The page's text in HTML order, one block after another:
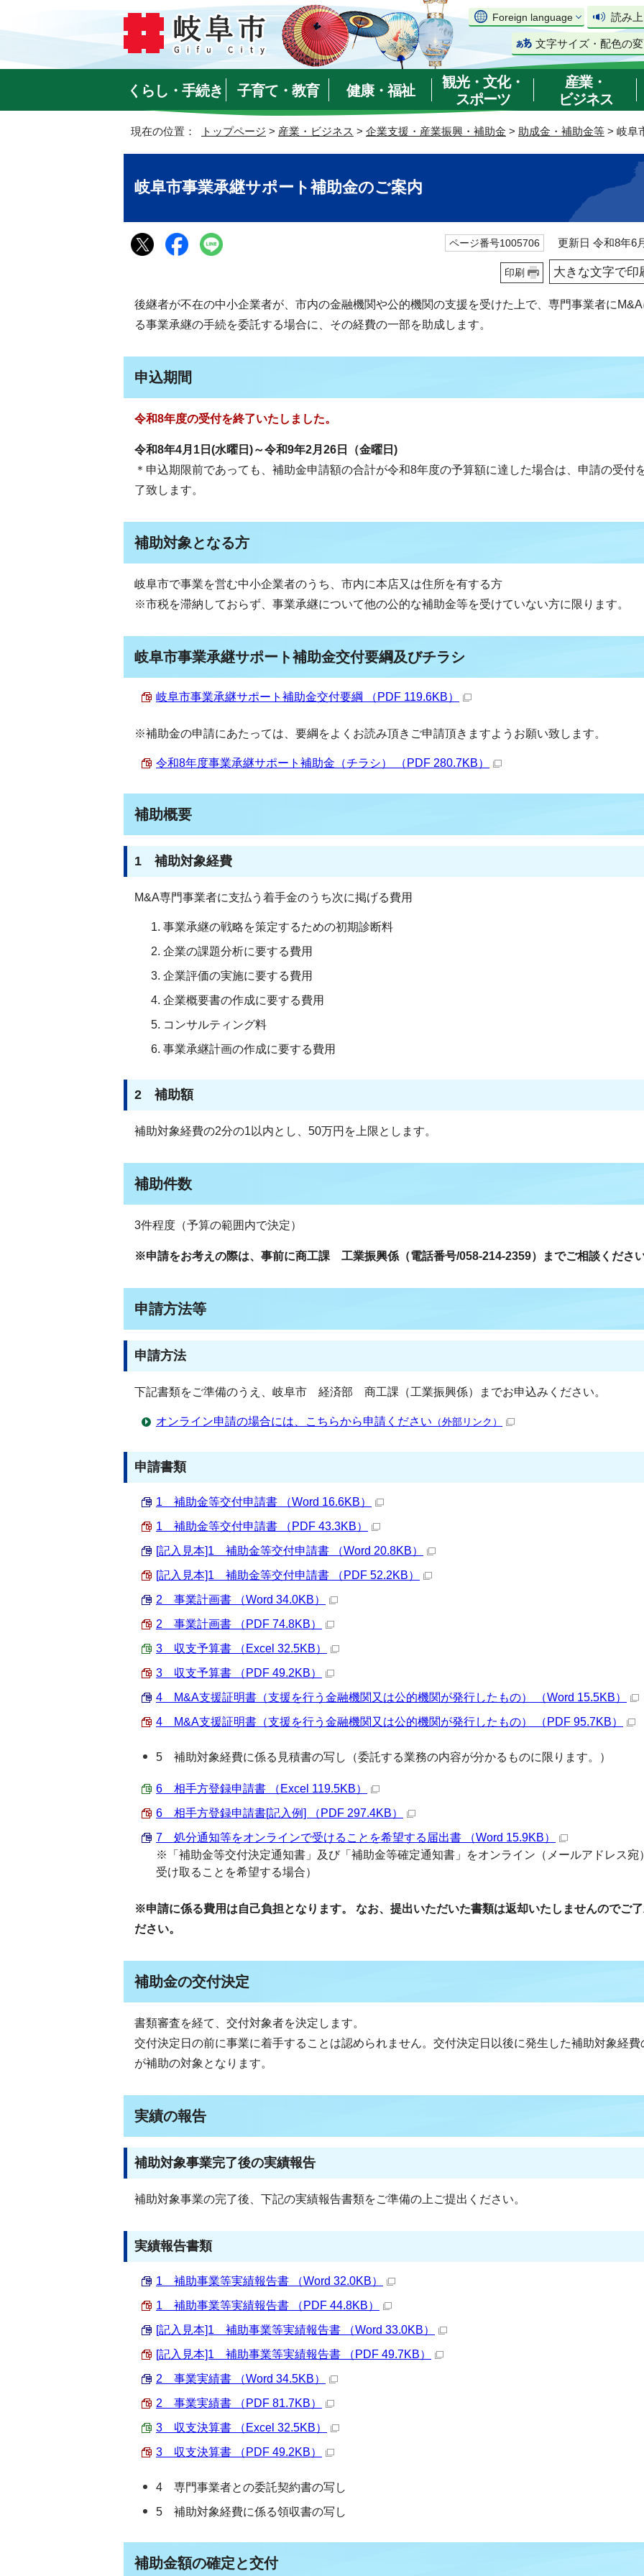
Foreign language 読み
文字サイズ・配色の
くらし・手続き 子育て・教育 健康・福祉
観光・文化・
スポーツ
産業・
ビジネス
現在の位置： トップページ > 産業・ビジネス > 企業支援・産業振興・補助金 > 助成金・補助金等 > 岐阜
岐阜市事業承継サポート補助金のご案内
ページ番号1005706 更新日 令和8年6
印刷 大きな文字で印
後継者が不在の中小企業者が、市内の金融機関や公的機関の支援を受けた上で、専門事業者に
る事業承継の手続を委託する場合に、その経費の一部を助成します。
申込期間
令和8年度の受付を終了いたしました。
令和8年4月1日(水曜日)～令和9年2月26日（金曜日)
＊申込期限前であっても、補助金申請額の合計が令和8年度の予算額に達した場合は、申請の受付
了致します。
補助対象となる方
岐阜市で事業を営む中小企業者のうち、市内に本店又は住所を有する方
※市税を滞納しておらず、事業承継について他の公的な補助金等を受けていない方に限ります。
岐阜市事業承継サポート補助金交付要綱及びチラシ
岐阜市事業承継サポート補助金交付要綱 （PDF 119.6KB）
※補助金の申請にあたっては、要綱をよくお読み頂きご申請頂きますようお願い致します。
令和8年度事業承継サポート補助金（チラシ） （PDF 280.7KB）
補助概要
1 補助対象経費
M&A専門事業者に支払う着手金のうち次に掲げる費用
事業承継の戦略を策定するための初期診断料
企業の課題分析に要する費用
企業評価の実施に要する費用
企業概要書の作成に要する費用
コンサルティング料
事業承継計画の作成に要する費用
2 補助額
補助対象経費の2分の1以内とし、50万円を上限とします。
補助件数
3件程度（予算の範囲内で決定）
※申請をお考えの際は、事前に商工課 工業振興係（電話番号/058-214-2359）までご相談くださ
申請方法等
申請方法
下記書類をご準備のうえ、岐阜市 経済部 商工課（工業振興係）までお申込みください。
オンライン申請の場合には、こちらから申請ください （外部リンク）
申請書類
1 補助金等交付申請書 （Word 16.6KB）
1 補助金等交付申請書 （PDF 43.3KB）
[記入見本]1 補助金等交付申請書 （Word 20.8KB）
[記入見本]1 補助金等交付申請書 （PDF 52.2KB）
2 事業計画書 （Word 34.0KB）
2 事業計画書 （PDF 74.8KB）
3 収支予算書 （Excel 32.5KB）
3 収支予算書 （PDF 49.2KB）
4 M&A支援証明書（支援を行う金融機関又は公的機関が発行したもの） （Word 15.5KB）
4 M&A支援証明書（支援を行う金融機関又は公的機関が発行したもの） （PDF 95.7KB）
5 補助対象経費に係る見積書の写し（委託する業務の内容が分かるものに限ります。）
6 相手方登録申請書 （Excel 119.5KB）
6 相手方登録申請書[記入例] （PDF 297.4KB）
7 処分通知等をオンラインで受けることを希望する届出書 （Word 15.9KB）
※「補助金等交付決定通知書」及び「補助金等確定通知書」をオンライン（メールアドレス宛
受け取ることを希望する場合）
※申請に係る費用は自己負担となります。
なお、提出いただいた書類は返却いたしませんのでご
ださい。
補助金の交付決定
書類審査を経て、交付対象者を決定します。
交付決定日の前に事業に着手することは認められません。交付決定日以後に発生した補助対象経費
が補助の対象となります。
実績の報告
補助対象事業完了後の実績報告
補助対象事業の完了後、下記の実績報告書類をご準備の上ご提出ください。
実績報告書類
1 補助事業等実績報告書 （Word 32.0KB）
1 補助事業等実績報告書 （PDF 44.8KB）
[記入見本]1 補助事業等実績報告書 （Word 33.0KB）
[記入見本]1 補助事業等実績報告書 （PDF 49.7KB）
2 事業実績書 （Word 34.5KB）
2 事業実績書 （PDF 81.7KB）
3 収支決算書 （Excel 32.5KB）
3 収支決算書 （PDF 49.2KB）
4 専門事業者との委託契約書の写し
5 補助対象経費に係る領収書の写し
補助金額の確定と交付